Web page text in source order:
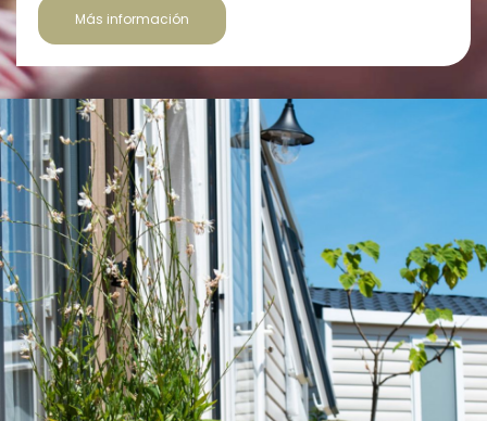
Más información